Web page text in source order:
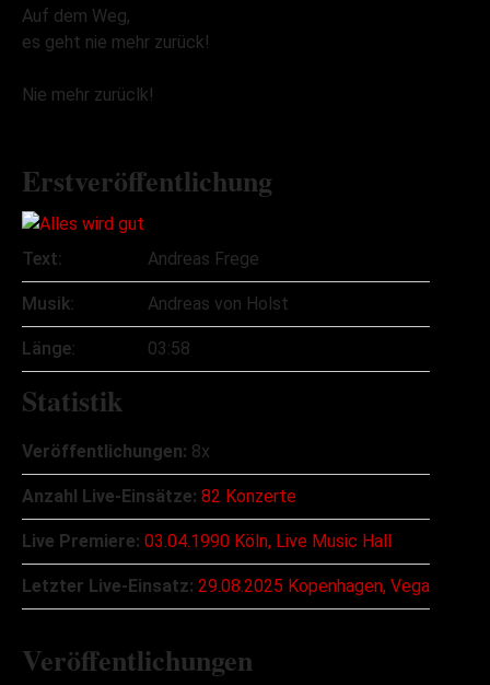
Auf dem Weg,
es geht nie mehr zurück!
Nie mehr zurüclk!
Erstveröffentlichung
Text: Andreas Frege
Musik: Andreas von Holst
Länge: 03:58
Statistik
Veröffentlichungen: 8x
Anzahl Live-Einsätze: 82 Konzerte
Live Premiere: 03.04.1990 Köln, Live Music Hall
Letzter Live-Einsatz: 29.08.2025 Kopenhagen, Vega
Veröffentlichungen